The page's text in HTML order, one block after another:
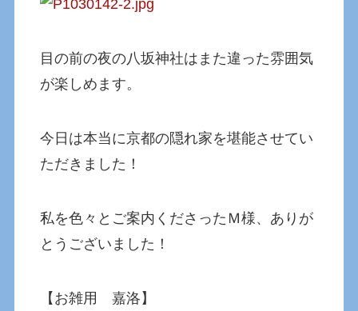
目の前の夜の八坂神社はまた違った雰囲気
が楽しめます。
今日は本当に京都の隠れ家を堪能させてい
ただきました！
私を色々とご案内くださったＭ様、ありが
とうございました！
【お雑用 嘉洛】